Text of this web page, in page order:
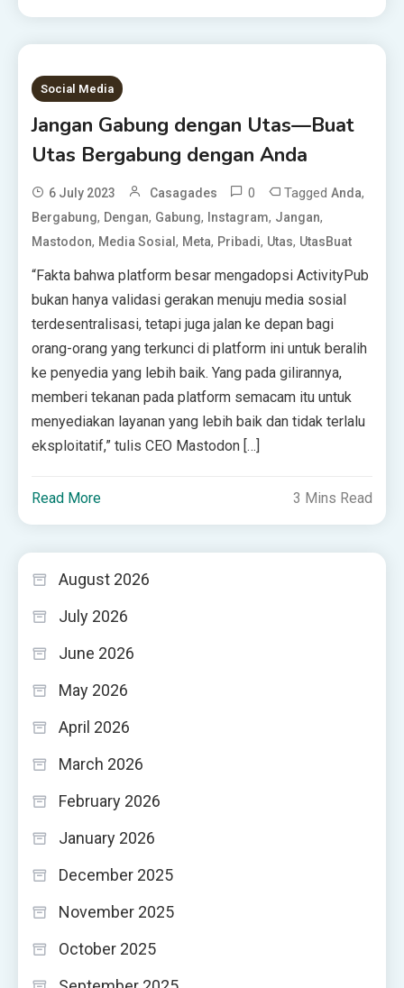
Social Media
Jangan Gabung dengan Utas—Buat
Utas Bergabung dengan Anda
6 July 2023 Casagades 0 TaggedAnda,
Bergabung, Dengan, Gabung, Instagram, Jangan,
Mastodon, Media Sosial, Meta, Pribadi, Utas, UtasBuat
“Fakta bahwa platform besar mengadopsi ActivityPub
bukan hanya validasi gerakan menuju media sosial
terdesentralisasi, tetapi juga jalan ke depan bagi
orang-orang yang terkunci di platform ini untuk beralih
ke penyedia yang lebih baik. Yang pada gilirannya,
memberi tekanan pada platform semacam itu untuk
menyediakan layanan yang lebih baik dan tidak terlalu
eksploitatif,” tulis CEO Mastodon […]
Read More 3 Mins Read
August 2026
July 2026
June 2026
May 2026
April 2026
March 2026
February 2026
January 2026
December 2025
November 2025
October 2025